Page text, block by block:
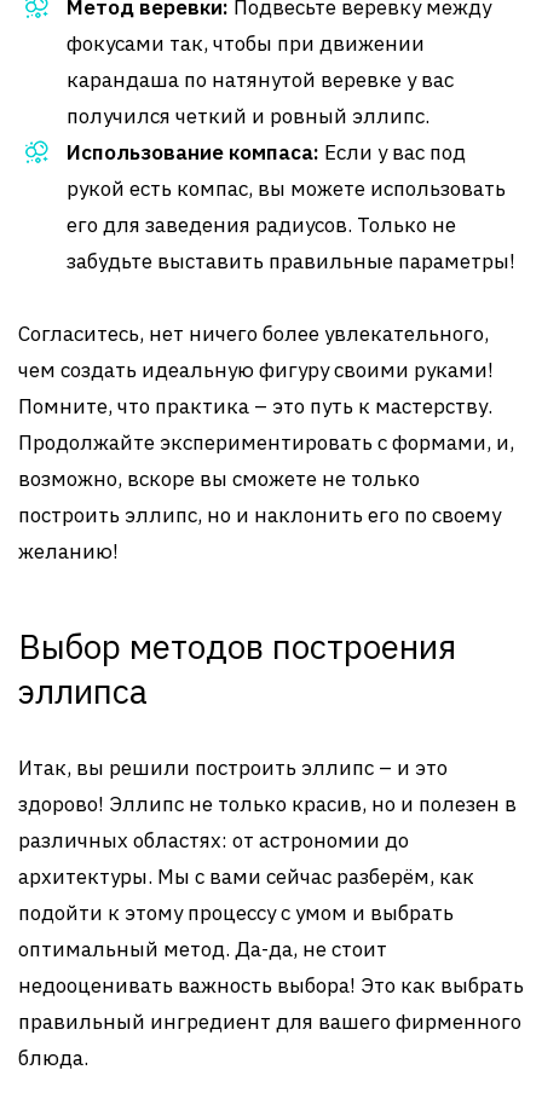
Метод веревки: Подвесьте веревку между
фокусами так, чтобы при движении
карандаша по натянутой веревке у вас
получился четкий и ровный эллипс.
Использование компаса: Если у вас под
рукой есть компас, вы можете использовать
его для заведения радиусов. Только не
забудьте выставить правильные параметры!
Согласитесь, нет ничего более увлекательного,
чем создать идеальную фигуру своими руками!
Помните, что практика – это путь к мастерству.
Продолжайте экспериментировать с формами, и,
возможно, вскоре вы сможете не только
построить эллипс, но и наклонить его по своему
желанию!
Выбор методов построения
эллипса
Итак, вы решили построить эллипс – и это
здорово! Эллипс не только красив, но и полезен в
различных областях: от астрономии до
архитектуры. Мы с вами сейчас разберём, как
подойти к этому процессу с умом и выбрать
оптимальный метод. Да-да, не стоит
недооценивать важность выбора! Это как выбрать
правильный ингредиент для вашего фирменного
блюда.